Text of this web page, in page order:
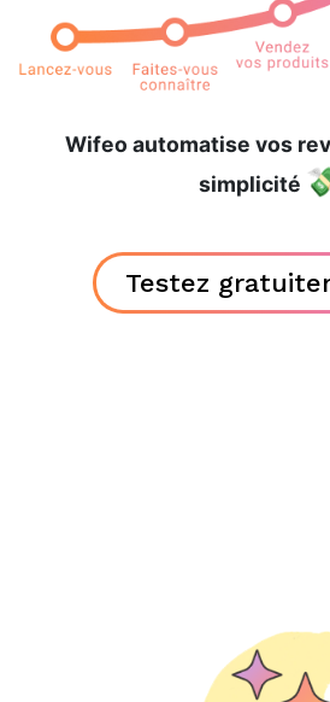
Wifeo automatise vos
simplicité
Testez